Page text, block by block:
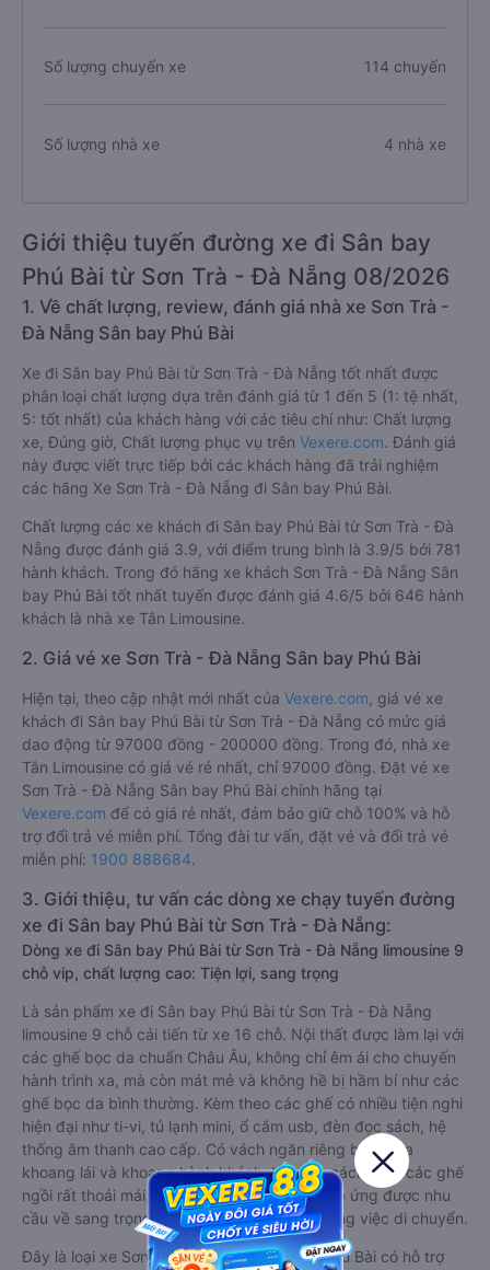
Số lượng chuyến xe 114 chuyến
Số lượng nhà xe 4 nhà xe
Giới thiệu tuyến đường xe đi Sân bay
Phú Bài từ Sơn Trà - Đà Nẵng 08/2026
1. Về chất lượng, review, đánh giá nhà xe Sơn Trà -
Đà Nẵng Sân bay Phú Bài
Xe đi Sân bay Phú Bài từ Sơn Trà - Đà Nẵng tốt nhất được
phân loại chất lượng dựa trên đánh giá từ 1 đến 5 (1: tệ nhất,
5: tốt nhất) của khách hàng với các tiêu chí như: Chất lượng
xe, Đúng giờ, Chất lượng phục vụ trên Vexere.com. Đánh giá
này được viết trực tiếp bởi các khách hàng đã trải nghiệm
các hãng Xe Sơn Trà - Đà Nẵng đi Sân bay Phú Bài.
Chất lượng các xe khách đi Sân bay Phú Bài từ Sơn Trà - Đà
Nẵng được đánh giá 3.9, với điểm trung bình là 3.9/5 bởi 781
hành khách. Trong đó hãng xe khách Sơn Trà - Đà Nẵng Sân
bay Phú Bài tốt nhất tuyến được đánh giá 4.6/5 bởi 646 hành
khách là nhà xe Tân Limousine.
2. Giá vé xe Sơn Trà - Đà Nẵng Sân bay Phú Bài
Hiện tại, theo cập nhật mới nhất của Vexere.com , giá vé xe
khách đi Sân bay Phú Bài từ Sơn Trà - Đà Nẵng có mức giá
dao động từ 97000 đồng - 200000 đồng. Trong đó, nhà xe
Tân Limousine có giá vé rẻ nhất, chỉ 97000 đồng. Đặt vé xe
Sơn Trà - Đà Nẵng Sân bay Phú Bài chính hãng tại
Vexere.com để có giá rẻ nhất, đảm bảo giữ chỗ 100% và hỗ
trợ đổi trả vé miễn phí. Tổng đài tư vấn, đặt vé và đổi trả vé
miễn phí: 1900 888684.
3. Giới thiệu, tư vấn các dòng xe chạy tuyến đường
xe đi Sân bay Phú Bài từ Sơn Trà - Đà Nẵng:
Dòng xe đi Sân bay Phú Bài từ Sơn Trà - Đà Nẵng limousine 9
chỗ vip, chất lượng cao: Tiện lợi, sang trọng
Là sản phẩm xe đi Sân bay Phú Bài từ Sơn Trà - Đà Nẵng
limousine 9 chỗ cải tiến từ xe 16 chỗ. Nội thất được làm lại với
các ghế bọc da chuẩn Châu Âu, không chỉ êm ái cho chuyến
hành trình xa, mà còn mát mẻ và không hề bị hầm bí như các
ghế bọc da bình thường. Kèm theo các ghế có nhiều tiện nghi
hiện đại như ti-vi, tủ lạnh mini, ổ cắm usb, đèn đọc sách, hệ
thống âm thanh cao cấp. Có vách ngăn riêng biệt giữa
khoang lái và khoang hành khách. Khoảng cách giữa các ghế
ngồi rất thoải mái, không nhồi nhét. Luôn đáp ứng được nhu
cầu về sang trọng, thoải mái và tiện nghi trong việc di chuyển.
Đây là loại xe Sơn Trà - Đà Nẵng Sân bay Phú Bài có hỗ trợ